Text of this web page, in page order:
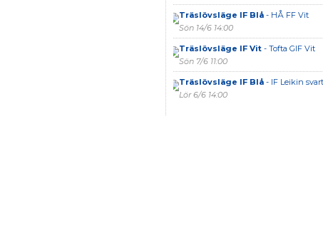
Träslövsläge IF Blå- HÅ FF Vit
Sön 14/6 14:00
Träslövsläge IF Vit- Tofta GIF Vit
Sön 7/6 11:00
Träslövsläge IF Blå- IF Leikin svart
Lör 6/6 14:00